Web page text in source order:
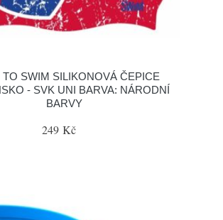
TO SWIM SILIKONOVÁ ČEPICE
- SVK UNI BARVA: NÁRODNÍ
BARVY
249 Kč